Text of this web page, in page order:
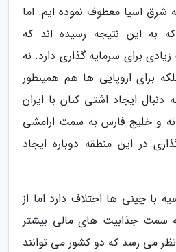
شرق اسیا معطوف نموده ایم. اما
به این نتیجه رسیده اند که
برای سرمایه گذاری دارد. نه
برای اروپایی ها هم همینطور
ایجاد اشتی کنان با ایران
و خلیج فارس به سمت ارامشی
در این منطقه دوباره ایجاد
با چینی ها اختلاف دارد اما از
سمت جذابیت های مالی بیشتر
می رسد که دو کشور می توانند